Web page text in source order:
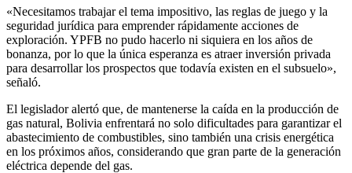
«Necesitamos trabajar el tema impositivo, las reglas de juego y la
seguridad jurídica para emprender rápidamente acciones de
exploración. YPFB no pudo hacerlo ni siquiera en los años de
bonanza, por lo que la única esperanza es atraer inversión privada
para desarrollar los prospectos que todavía existen en el subsuelo»,
señaló.
El legislador alertó que, de mantenerse la caída en la producción de
gas natural, Bolivia enfrentará no solo dificultades para garantizar el
abastecimiento de combustibles, sino también una crisis energética
en los próximos años, considerando que gran parte de la generación
eléctrica depende del gas.